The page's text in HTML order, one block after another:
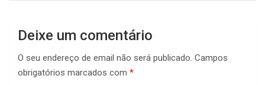
Deixe um comentário
O seu endereço de email não será publicado. Campos
obrigatórios marcados com *